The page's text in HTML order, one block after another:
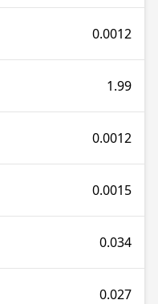
0.0012
1.99
0.0012
0.0015
0.034
0.027